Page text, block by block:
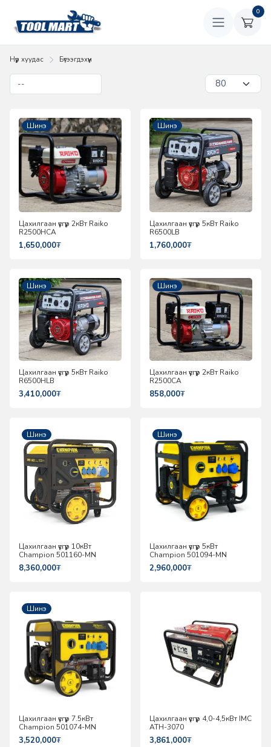
0
Нүүр хуудас Бүтээгдэхүүн
Шинэ
Цахилгаан үүсгүүр 2кВт Raiko
R2500HCA
1,650,000₮
Шинэ
Цахилгаан үүсгүүр 5кВт Raiko
R6500LB
1,760,000₮
Шинэ
Цахилгаан үүсгүүр 5кВт Raiko
R6500HLB
3,410,000₮
Шинэ
Цахилгаан үүсгүүр 2кВт Raiko
R2500CA
858,000₮
Шинэ
Цахилгаан үүсгүүр 10кВт
Champion 501160-MN
8,360,000₮
Шинэ
Цахилгаан үүсгүүр 5кВт
Champion 501094-MN
2,960,000₮
Шинэ
Цахилгаан үүсгүүр 7.5кВт
Champion 501074-MN
3,520,000₮
Цахилгаан үүсгүүр 4,0-4,5кВт IMC
ATH-3070
3,861,000₮